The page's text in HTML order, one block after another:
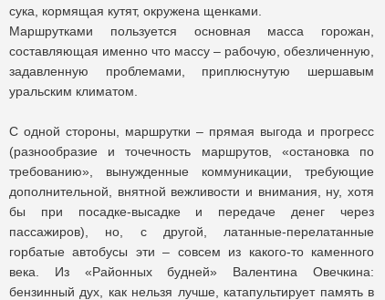
сука, кормящая кутят, окружена щенками.
Маршрутками пользуется основная масса горожан,
составляющая именно что массу – рабочую, обезличенную,
задавленную проблемами, приплюснутую шершавым
уральским климатом.
С одной стороны, маршрутки – прямая выгода и прогресс
(разнообразие и точечность маршрутов, «остановка по
требованию», вынужденные коммуникации, требующие
дополнительной, внятной вежливости и внимания, ну, хотя
бы при посадке-высадке и передаче денег через
пассажиров), но, с другой, латанные-перелатанные
горбатые автобусы эти – совсем из какого-то каменного
века. Из «Районных будней» Валентина Овечкина:
бензинный дух, как нельзя лучше, катапультирует память в